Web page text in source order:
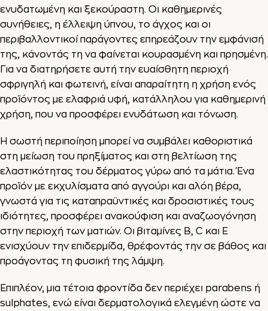
ενυδατωμένη και ξεκούραστη. Οι καθημερινές
συνήθειες, η έλλειψη ύπνου, το άγχος και οι
περιβαλλοντικοί παράγοντες επηρεάζουν την εμφάνισή
της, κάνοντάς τη να φαίνεται κουρασμένη και πρησμένη.
Για να διατηρήσετε αυτή την ευαίσθητη περιοχή
σφριγηλή και φωτεινή, είναι απαραίτητη η χρήση ενός
προϊόντος με ελαφριά υφή, κατάλληλου για καθημερινή
χρήση, που να προσφέρει ενυδάτωση και τόνωση.
Η σωστή περιποίηση μπορεί να συμβάλει καθοριστικά
στη μείωση του πρηξίματος και στη βελτίωση της
ελαστικότητας του δέρματος γύρω από τα μάτια. Ένα
προϊόν με εκχυλίσματα από αγγούρι και αλόη βέρα,
γνωστά για τις καταπραϋντικές και δροσιστικές τους
ιδιότητες, προσφέρει ανακούφιση και αναζωογόνηση
στην περιοχή των ματιών. Οι βιταμίνες B, C και E
ενισχύουν την επιδερμίδα, θρέφοντάς την σε βάθος και
προάγοντας τη φυσική της λάμψη.
Επιπλέον, μια τέτοια φροντίδα δεν περιέχει parabens ή
sulphates, ενώ είναι δερματολογικά ελεγμένη ώστε να